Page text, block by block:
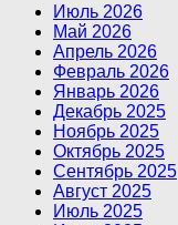
Июль 2026
Май 2026
Апрель 2026
Февраль 2026
Январь 2026
Декабрь 2025
Ноябрь 2025
Октябрь 2025
Сентябрь 2025
Август 2025
Июль 2025